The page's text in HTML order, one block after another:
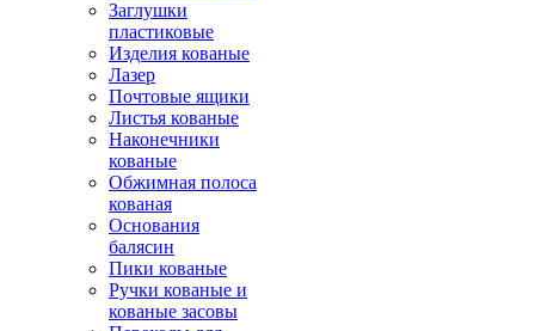
Заглушки
пластиковые
Изделия кованые
Лазер
Почтовые ящики
Листья кованые
Наконечники
кованые
Обжимная полоса
кованая
Основания
балясин
Пики кованые
Ручки кованые и
кованые засовы